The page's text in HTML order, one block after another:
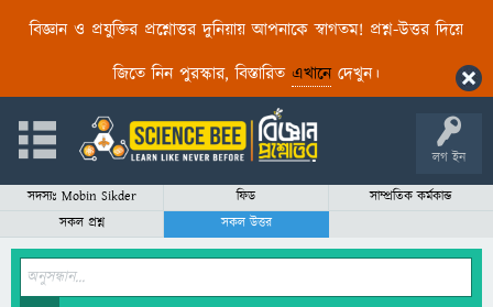
বিজ্ঞান ও প্রযুক্তির প্রশ্নোত্তর দুনিয়ায় আপনাকে স্বাগতম! প্রশ্ন-উত্তর দিয়ে
জিতে নিন পুরস্কার, বিস্তারিত এখানেদেখুন।
লগ ইন
সদস্যঃ Mobin Sikder ফিড
সাম্প্রতিক কর্মকান্ড
সকল প্রশ্ন
সকল উত্তর